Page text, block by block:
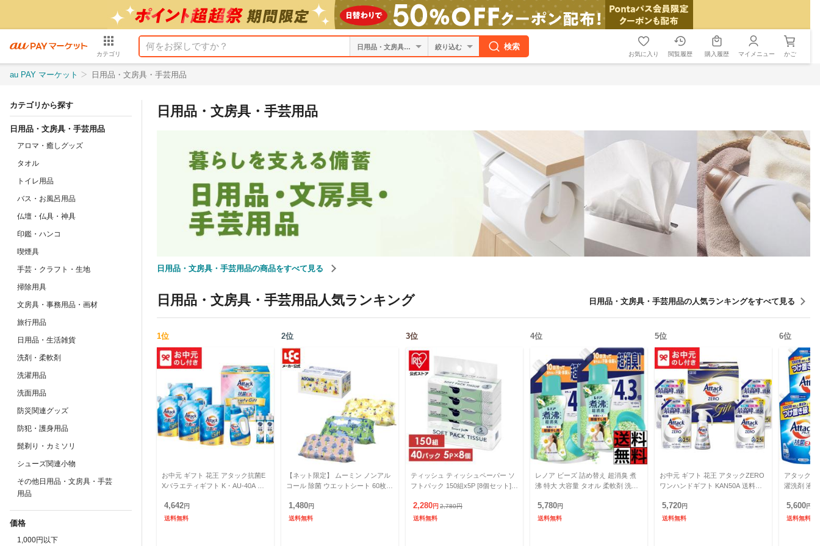
カテゴリ
絞り込む 検索
お気に入り 閲覧履歴 購入履歴 マイメニュー かご
au PAY マーケット 日用品・文房具・手芸用品
カテゴリから探す
日用品・文房具・手芸用品
アロマ・癒しグッズ
タオル
トイレ用品
バス・お風呂用品
仏壇・仏具・神具
印鑑・ハンコ
喫煙具
手芸・クラフト・生地
掃除用具
文房具・事務用品・画材
旅行用品
日用品・生活雑貨
洗剤・柔軟剤
洗濯用品
洗面用品
防災関連グッズ
防犯・護身用品
髭剃り・カミソリ
シューズ関連小物
その他日用品・文房具・手芸
用品
価格
1,000円以下
日用品・文房具・手芸用品
日用品・文房具・手芸用品の商品をすべて見る
日用品・文房具・手芸用品人気ランキング 日用品・文房具・手芸用品の人気ランキングをすべて見る
1位
お中元 ギフト 花王 アタック抗菌E
Xバラエティギフト K・AU-40A 送
お中元ギフ
4,642円
送料無料
2位
【ネット限定】 ムーミン ノンアル
コール 除菌 ウエットシート 60枚入
験済み /
1,480円
送料無料
3位
ティッシュ ティッシュペーパー ソ
フトパック 150組x5P [8個セット]
ィッシュ ティシ
2,280円 2,780円
送料無料
4位
レノア ビーズ 詰め替え 超消臭 煮
沸 特大 大容量 タオル 柔軟剤 洗濯
オイ 縦型
5,780円
送料無料
5位
お中元 ギフト 花王 アタックZERO
ワンハンドギフト KAN50A 送料無
元ギフト
5,720円
送料無料
6位
アタック
濯洗剤 液
ぎ ニオイ
5,600円
送料無料